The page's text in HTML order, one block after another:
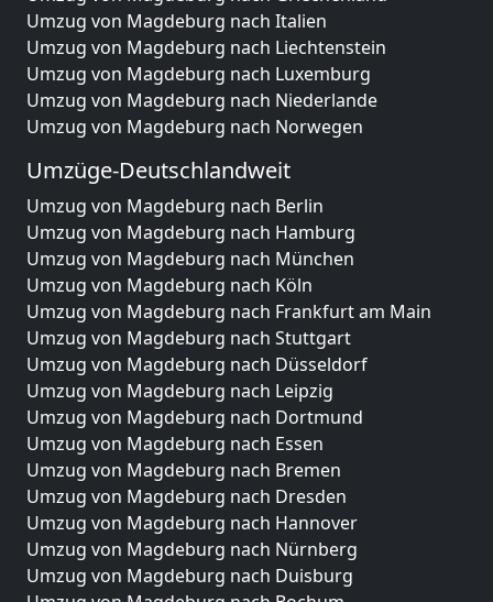
Umzug von Magdeburg nach Italien
Umzug von Magdeburg nach Liechtenstein
Umzug von Magdeburg nach Luxemburg
Umzug von Magdeburg nach Niederlande
Umzug von Magdeburg nach Norwegen
Umzüge-Deutschlandweit
Umzug von Magdeburg nach Berlin
Umzug von Magdeburg nach Hamburg
Umzug von Magdeburg nach München
Umzug von Magdeburg nach Köln
Umzug von Magdeburg nach Frankfurt am Main
Umzug von Magdeburg nach Stuttgart
Umzug von Magdeburg nach Düsseldorf
Umzug von Magdeburg nach Leipzig
Umzug von Magdeburg nach Dortmund
Umzug von Magdeburg nach Essen
Umzug von Magdeburg nach Bremen
Umzug von Magdeburg nach Dresden
Umzug von Magdeburg nach Hannover
Umzug von Magdeburg nach Nürnberg
Umzug von Magdeburg nach Duisburg